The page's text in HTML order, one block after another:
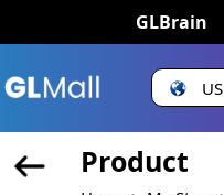
GLBrain
US
Product